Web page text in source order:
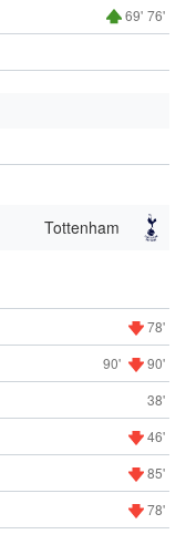
69' 76'
Tottenham
78'
90' 90'
38'
46'
85'
78'